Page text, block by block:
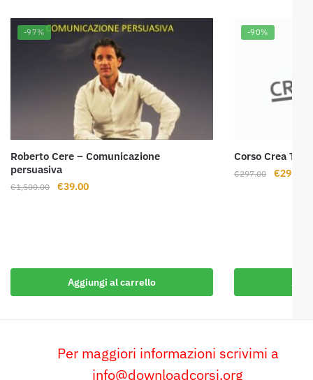
-97%
Roberto Cere – Comunicazione
persuasiva
€1,500.00
Il
€39.00Il
Aggiungi al carrello
-90%
Corso Crea
€297.00
Il
€29.00
Per maggiori informazioni scrivimi a
info@downloadcorsi.org